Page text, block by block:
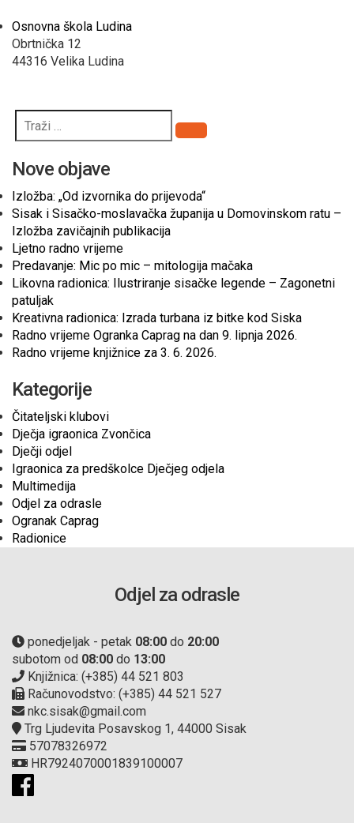
Osnovna škola Ludina
Obrtnička 12
44316 Velika Ludina
Pretraži
Nove objave
Izložba: „Od izvornika do prijevoda“
Sisak i Sisačko-moslavačka županija u Domovinskom ratu –
Izložba zavičajnih publikacija
Ljetno radno vrijeme
Predavanje: Mic po mic – mitologija mačaka
Likovna radionica: Ilustriranje sisačke legende – Zagonetni
patuljak
Kreativna radionica: Izrada turbana iz bitke kod Siska
Radno vrijeme Ogranka Caprag na dan 9. lipnja 2026.
Radno vrijeme knjižnice za 3. 6. 2026.
Kategorije
Čitateljski klubovi
Dječja igraonica Zvončica
Dječji odjel
Igraonica za predškolce Dječjeg odjela
Multimedija
Odjel za odrasle
Ogranak Caprag
Radionice
Odjel za odrasle
ponedjeljak - petak 08:00 do 20:00
subotom od 08:00 do 13:00
Knjižnica: (+385) 44 521 803
Računovodstvo: (+385) 44 521 527
nkc.sisak@gmail.com
Trg Ljudevita Posavskog 1, 44000 Sisak
57078326972
HR7924070001839100007